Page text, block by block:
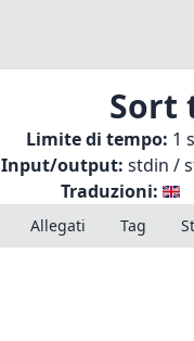
Sort
Limite di tempo: 1
Input/output: stdin /
Traduzioni:
Allegati Tag